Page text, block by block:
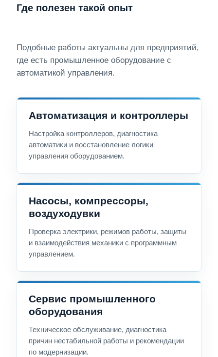
Где полезен такой опыт
Подобные работы актуальны для предприятий,
где есть промышленное оборудование с
автоматикой управления.
Автоматизация и контроллеры
Настройка контроллеров, диагностика
автоматики и восстановление логики
управления оборудованием.
Насосы, компрессоры,
воздуходувки
Проверка электрики, режимов работы, защиты
и взаимодействия механики с программным
управлением.
Сервис промышленного
оборудования
Техническое обслуживание, диагностика
причин нестабильной работы и рекомендации
по модернизации.